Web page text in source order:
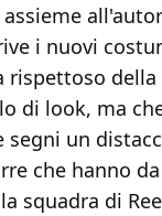
i nuovi
rispettoso
di look, ma
segni un
che hanno
squadra di